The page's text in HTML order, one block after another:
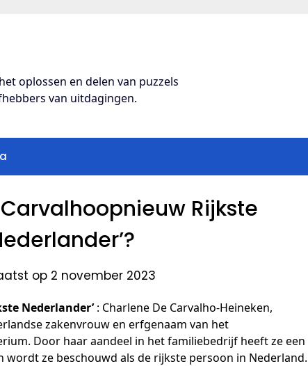
oplossen en delen van puzzels
van uitdagingen.
Rijkste
op 2 november 2023
Nederlander’: Charlene De Carvalho-Heineken,
zakenvrouw en erfgenaam van het
Door haar aandeel in het familiebedrijf heeft ze een
ze beschouwd als de rijkste persoon in Nederland.